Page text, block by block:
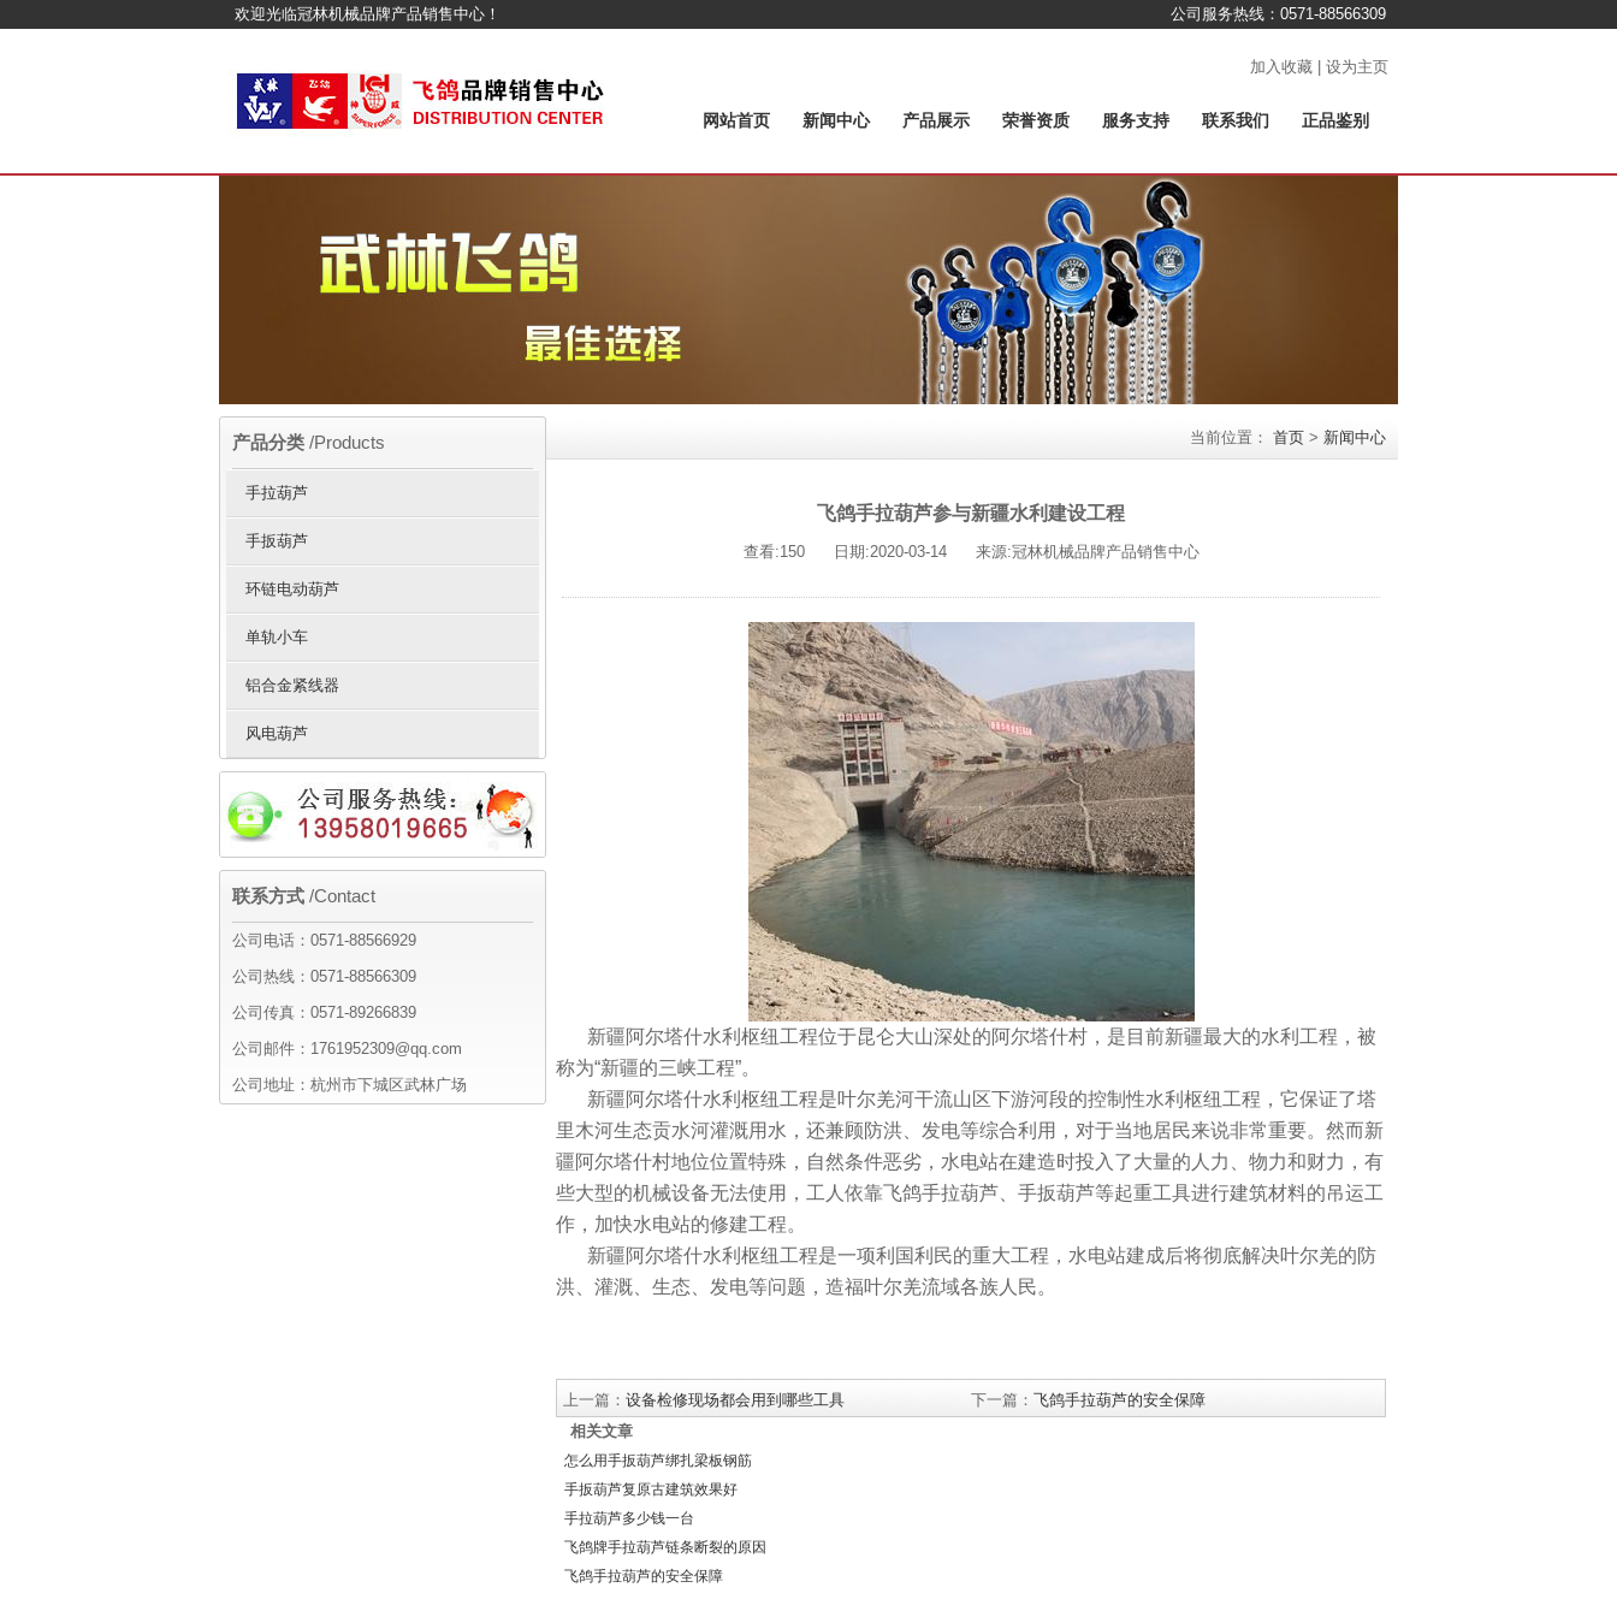
公司服务热线：0571-88566309
欢迎光临冠林机械品牌产品销售中心！
加入收藏 | 设为主页
网站首页 新闻中心 产品展示 荣誉资质 服务支持 联系我们 正品鉴别
当前位置： 首页 > 新闻中心
飞鸽手拉葫芦参与新疆水利建设工程
查看:150 日期:2020-03-14 来源:冠林机械品牌产品销售中心
新疆阿尔塔什水利枢纽工程位于昆仑大山深处的阿尔塔什村，是目前新疆最大的水利工程，被
称为“新疆的三峡工程”。
新疆阿尔塔什水利枢纽工程是叶尔羌河干流山区下游河段的控制性水利枢纽工程，它保证了塔
里木河生态贡水河灌溉用水，还兼顾防洪、发电等综合利用，对于当地居民来说非常重要。然而新
疆阿尔塔什村地位位置特殊，自然条件恶劣，水电站在建造时投入了大量的人力、物力和财力，有
些大型的机械设备无法使用，工人依靠飞鸽手拉葫芦、手扳葫芦等起重工具进行建筑材料的吊运工
作，加快水电站的修建工程。
新疆阿尔塔什水利枢纽工程是一项利国利民的重大工程，水电站建成后将彻底解决叶尔羌的防
洪、灌溉、生态、发电等问题，造福叶尔羌流域各族人民。
上一篇： 设备检修现场都会用到哪些工具 下一篇： 飞鸽手拉葫芦的安全保障
相关文章
怎么用手扳葫芦绑扎梁板钢筋
手扳葫芦复原古建筑效果好
手拉葫芦多少钱一台
飞鸽牌手拉葫芦链条断裂的原因
飞鸽手拉葫芦的安全保障
产品分类 /Products
手拉葫芦
手扳葫芦
环链电动葫芦
单轨小车
铝合金紧线器
风电葫芦
联系方式 /Contact
公司电话：0571-88566929
公司热线：0571-88566309
公司传真：0571-89266839
公司邮件：1761952309@qq.com
公司地址：杭州市下城区武林广场